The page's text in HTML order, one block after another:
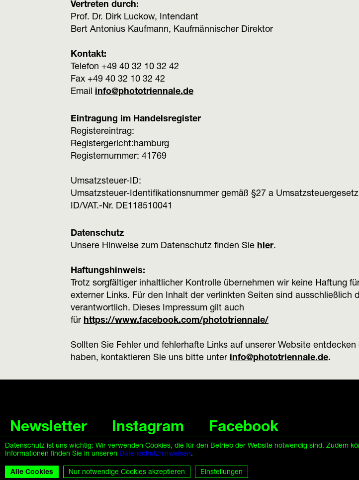
Vertreten durch:
Prof. Dr. Dirk Luckow, Intendant
Bert Antonius Kaufmann, Kaufmännischer Direktor
Kontakt:
Telefon +49 40 32 10 32 42
Fax +49 40 32 10 32 42
Email info@phototriennale.de
Eintragung im Handelsregister
Registereintrag:
Registergericht:hamburg
Registernummer: 41769
Umsatzsteuer-ID:
Umsatzsteuer-Identifikationsnummer gemäß §27 a
ID/VAT.-Nr. DE118510041
Datenschutz
Unsere Hinweise zum Datenschutz finden Sie hier.
Haftungshinweis:
Trotz sorgfältiger inhaltlicher Kontrolle übernehmen wir keine Haftung
externer Links. Für den Inhalt der verlinkten Seiten sind ausschließlich
verantwortlich. Dieses Impressum gilt auch
für https://www.facebook.com/phototriennale/
Sollten Sie Fehler und fehlerhafte Links auf unserer Website entdecken
haben, kontaktieren Sie uns bitte unter info@phototriennale.de.
Newsletter Instagram Facebook
Organized by Deichtorhallen Hamburg GmbH Impressum Datenschutzerklärung
Datenschutz ist uns wichtig: Wir verwenden Cookies, die für den Betrieb der Website notwendig sind. Zudem
Informationen finden Sie in unseren Datenschutzhinweisen.
Alle Cookies Nur notwendige Cookies akzeptieren Einstellungen